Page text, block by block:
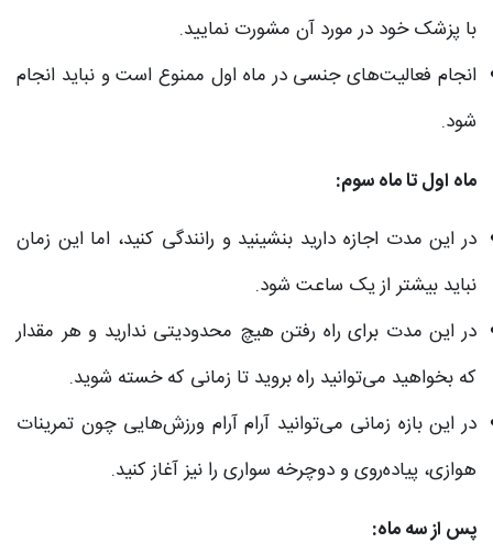
با پزشک خود در مورد آن مشورت نمایید.
انجام فعالیت‌های جنسی در ماه اول ممنوع است و نباید انجام
شود.
ماه اول تا ماه سوم:
در این مدت اجازه دارید بنشینید و رانندگی کنید، اما این زمان
نباید بیشتر از یک ساعت شود.
در این مدت برای راه رفتن هیچ محدودیتی ندارید و هر مقدار
که بخواهید می‌توانید راه بروید تا زمانی که خسته شوید.
در این بازه زمانی می‌توانید آرام آرام ورزش‌هایی چون تمرینات
هوازی، پیاده‌روی و دوچرخه سواری را نیز آغاز کنید.
پس از سه ماه: